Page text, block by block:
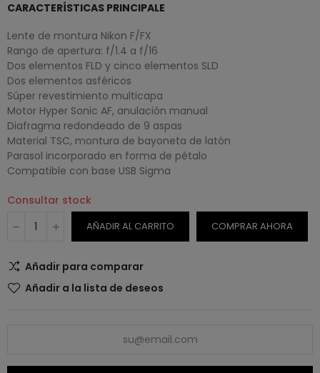
CARACTERÍSTICAS PRINCIPALE
Lente de montura Nikon F/FX
Rango de apertura: f/1.4 a f/16
Dos elementos FLD y cinco elementos SLD
Dos elementos asféricos
Súper revestimiento multicapa
Motor Hyper Sonic AF, anulación manual
Diafragma redondeado de 9 aspas
Material TSC, montura de bayoneta de latón
Parasol incorporado en forma de pétalo
Compatible con base USB Sigma
Consultar stock
AÑADIR AL CARRITO COMPRAR AHORA
Añadir para comparar
Añadir a la lista de deseos